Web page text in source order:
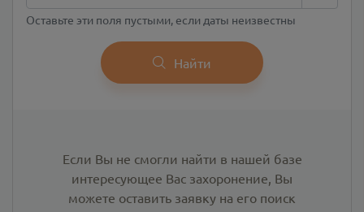
Оставьте эти поля пустыми, если даты неизвестны
Найти
Если Вы не смогли найти в нашей базе
интересующее Вас захоронение, Вы
можете оставить заявку на его поиск